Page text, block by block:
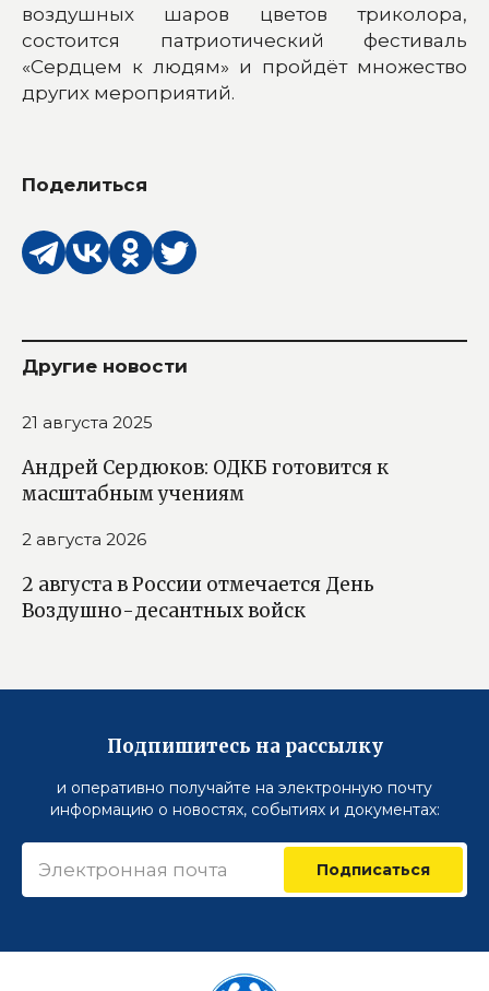
воздушных шаров цветов триколора,
состоится патриотический фестиваль
«Сердцем к людям» и пройдёт множество
других мероприятий.
Поделиться
Другие новости
21 августа 2025
Андрей Сердюков: ОДКБ готовится к
масштабным учениям
2 августа 2026
2 августа в России отмечается День
Воздушно-десантных войск
Подпишитесь на рассылку
и оперативно получайте на электронную почту
информацию о новостях, событиях и документах:
Подписаться